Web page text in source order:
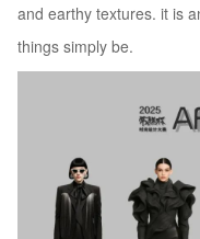
and earthy textures. it is
things simply be.